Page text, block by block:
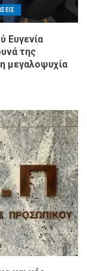
Ευγενία
της
μεγαλοψυχία